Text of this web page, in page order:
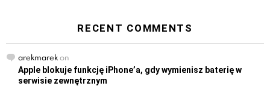
RECENT COMMENTS
arekmarekon
Apple blokuje funkcję iPhone’a, gdy wymienisz baterię w
serwisie zewnętrznym